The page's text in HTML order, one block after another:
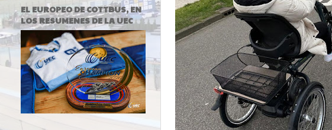
EL EUROPEO DE COTTBUS, EN
LOS RESUMENES DE LA UEC